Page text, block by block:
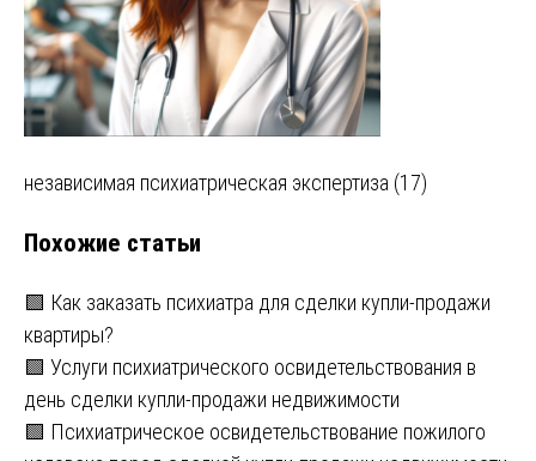
Навигация
по
записям
независимая психиатрическая экспертиза (17)
Похожие статьи
🟩 Как заказать психиатра для сделки купли-продажи
квартиры?
🟩 Услуги психиатрического освидетельствования в
день сделки купли-продажи недвижимости
🟩 Психиатрическое освидетельствование пожилого